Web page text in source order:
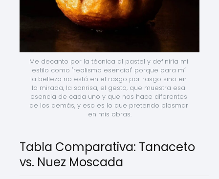
Me decanto por la técnica al pastel y definiría mi
estilo como "realismo esencial" porque para mí
la belleza no está en el rasgo por rasgo sino en
la mirada, la sonrisa, el gesto, que muestra esa
esencia de cada uno y que nos hace diferentes
de los demás, y eso es lo que pretendo plasmar
en mis obras.
Tabla Comparativa: Tanaceto
vs. Nuez Moscada